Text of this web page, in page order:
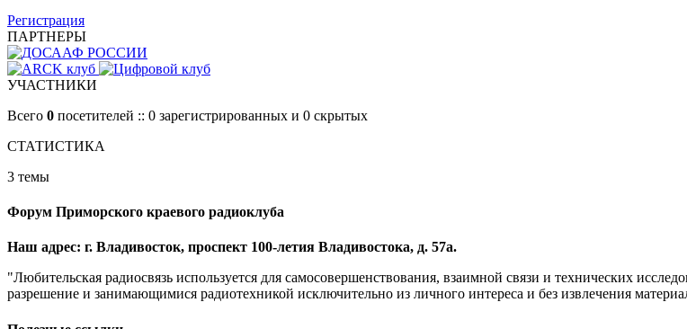
Регистрация
ПАРТНЕРЫ
УЧАСТНИКИ
Всего 0 посетителей :: 0 зарегистрированных и 0 скрытых
СТАТИСТИКА
3 темы
Форум Приморского краевого радиоклуба
Наш адрес: г. Владивосток, проспект 100-летия Владивостока, д. 57а.
"Любительская радиосвязь используется для самосовершенствования, взаимной связи и технических
разрешение и занимающимися радиотехникой исключительно из личного интереса и без извлечения